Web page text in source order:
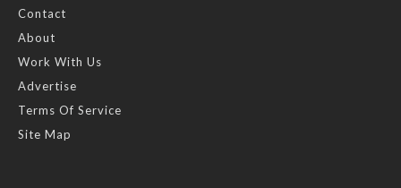
Contact
About
Work With Us
Advertise
Terms Of Service
Site Map